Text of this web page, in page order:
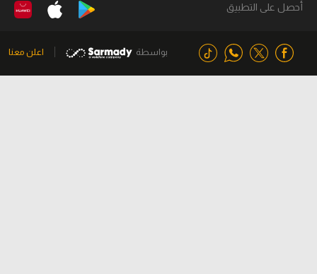
أحصل على التطبيق
بواسطة اعلن معنا